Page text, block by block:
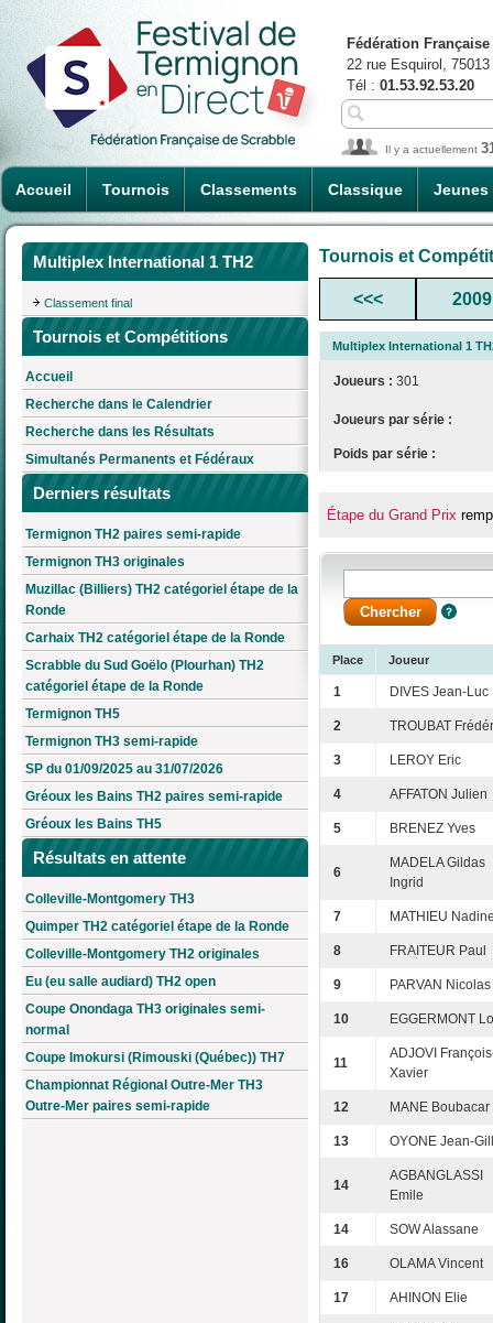
Accueil Tournois Classements Classique Jeunes
Fédération
22 rue Esquirol,
Tél : 01.53.92.53.20
Il y a actuellement
Multiplex International 1 TH2
Classement final
Tournois et Compétitions
Accueil
Recherche dans le Calendrier
Recherche dans les Résultats
Simultanés Permanents et Fédéraux
Derniers résultats
Termignon TH2 paires semi-rapide
Termignon TH3 originales
Muzillac (Billiers) TH2 catégoriel étape de la
Ronde
Carhaix TH2 catégoriel étape de la Ronde
Scrabble du Sud Goëlo (Plourhan) TH2
catégoriel étape de la Ronde
Termignon TH5
Termignon TH3 semi-rapide
SP du 01/09/2025 au 31/07/2026
Gréoux les Bains TH2 paires semi-rapide
Gréoux les Bains TH5
Résultats en attente
Colleville-Montgomery TH3
Quimper TH2 catégoriel étape de la Ronde
Colleville-Montgomery TH2 originales
Eu (eu salle audiard) TH2 open
Coupe Onondaga TH3 originales semi-
normal
Coupe Imokursi (Rimouski (Québec)) TH7
Championnat Régional Outre-Mer TH3
Outre-Mer paires semi-rapide
Tournois et
<<< 2009
Multiplex International 1
Joueurs : 301
Joueurs par série :
Poids par série :
Étape du Grand Prix
Place Joueur
1 DIVES Jean-Luc
2 TROUBAT
3 LEROY Eric
4 AFFATON Julien
5 BRENEZ Yves
6
MADELA Gildas
Ingrid
7 MATHIEU
8 FRAITEUR Paul
9 PARVAN Nicolas
10 EGGERMONT
11
ADJOVI
Xavier
12 MANE Boubacar
13 OYONE Jean-
14
AGBANGLASSI
Emile
14 SOW Alassane
16 OLAMA Vincent
17 AHINON Elie